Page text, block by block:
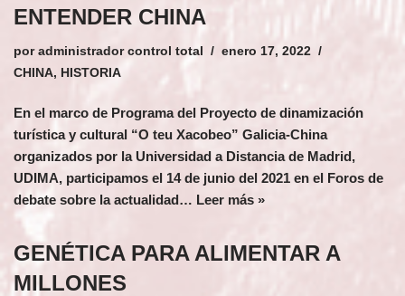
ENTENDER CHINA
por administrador control total
enero 17, 2022
CHINA, HISTORIA
En el marco de Programa del Proyecto de dinamización
turística y cultural “O teu Xacobeo” Galicia-China
organizados por la Universidad a Distancia de Madrid,
UDIMA, participamos el 14 de junio del 2021 en el Foros de
debate sobre la actualidad… Leer más »
GENÉTICA PARA ALIMENTAR A
MILLONES